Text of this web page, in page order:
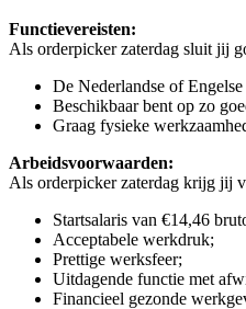
Functievereisten:
Als orderpicker zaterdag sluit jij
De Nederlandse of Engelse
Beschikbaar bent op zo
Graag fysieke
Arbeidsvoorwaarden:
Als orderpicker zaterdag krijg jij
Startsalaris van €14,46
Acceptabele werkdruk;
Prettige werksfeer;
Uitdagende functie met
Financieel gezonde